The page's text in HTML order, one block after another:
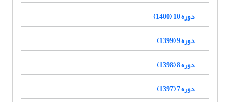
دوره 10 (1400)
دوره 9 (1399)
دوره 8 (1398)
دوره 7 (1397)